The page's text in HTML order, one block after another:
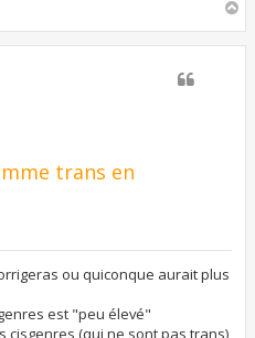
u
trans en
ou quiconque aurait plus
est "peu élevé"
(qui ne sont pas trans)